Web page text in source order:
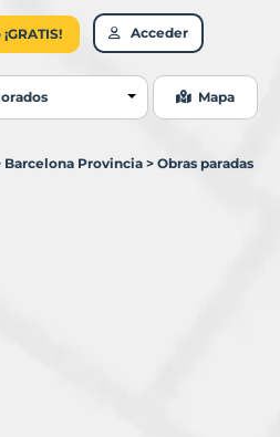
Acceder
Mapa
Barcelona Provincia > Obras paradas